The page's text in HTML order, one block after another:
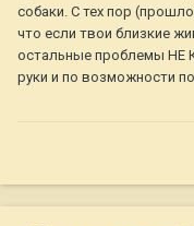
собаки. С тех пор
что если твои близкие
остальные проблемы НЕ
руки и по возможности